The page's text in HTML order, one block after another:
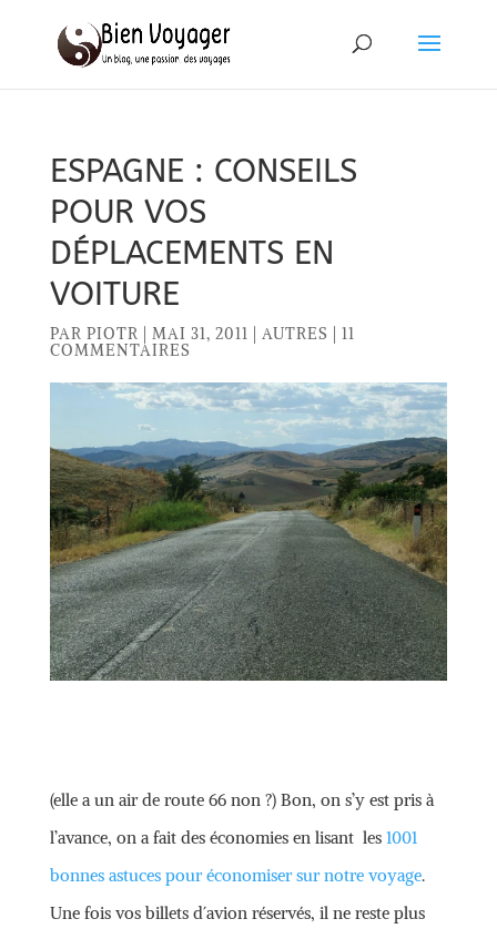
ESPAGNE : CONSEILS
POUR VOS
DÉPLACEMENTS EN
VOITURE
PAR PIOTR MAI 31, 2011 AUTRES
11
COMMENTAIRES
(elle a un air de route 66 non ?) Bon, on s’y est pris à
l’avance, on a fait des économies en lisant les 1001
bonnes astuces pour économiser sur notre voyage.
Une fois vos billets d´avion réservés, il ne reste plus